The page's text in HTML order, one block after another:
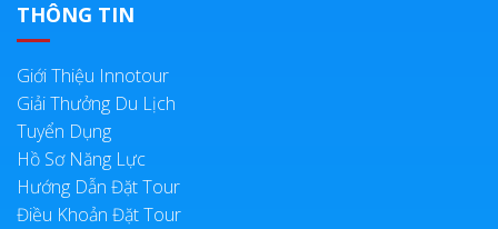
THÔNG TIN
Giới Thiệu Innotour
Giải Thưởng Du Lịch
Tuyển Dụng
Hồ Sơ Năng Lực
Hướng Dẫn Đặt Tour
Điều Khoản Đặt Tour